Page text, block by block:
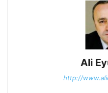
Ali
http://